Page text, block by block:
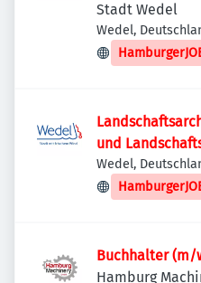
Stadt Wedel
Wedel,
und
Wedel,
Buchhalter
Hamburg